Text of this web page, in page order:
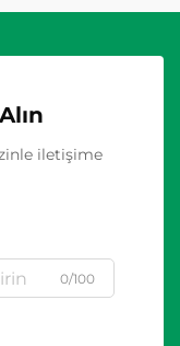
iletişime
0/100